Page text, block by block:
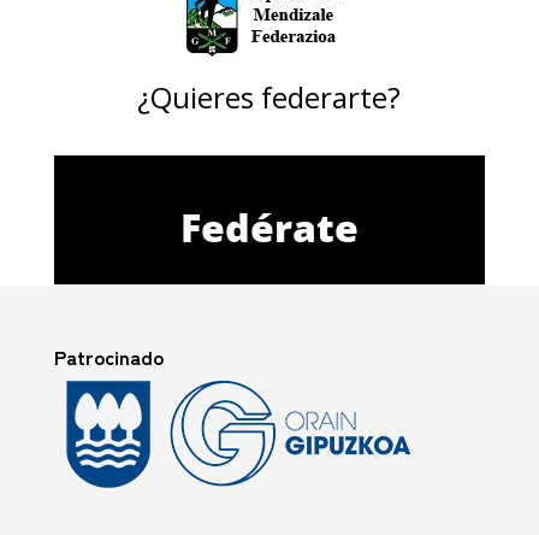
¿Quieres federarte?
Fedérate
Patrocinado